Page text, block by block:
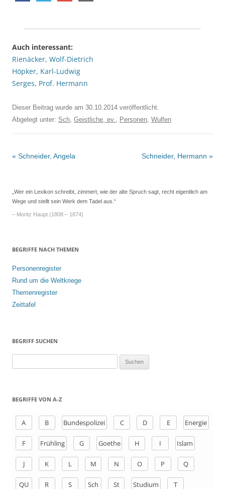
Auch interessant:
Rienäcker, Wolf-Dietrich
Höpker, Karl-Ludwig
Serges, Prof. Hermann
Dieser Beitrag wurde am 30.10.2014 veröffentlicht.
Abgelegt unter: Sch Geistliche, ev. Personen Wulfen
Beitrags-
« Schneider, Angela Schneider, Hermann »
„Wer ein Lexikon schreibt, zimmert, wie der alte Spruch sagt, recht eigentlich am
Wege und stellt sein Werk dem Tadel aus.“
– Moritz Haupt (1808 – 1874)
BEGRIFFE NACH THEMEN
Personenregister
Rund um die Weltkriege
Themenregister
Zeittafel
BEGRIFF SUCHEN
h
BEGRIFFE VON A-Z
A B Bundespolizei C D E Energie
F Frühling G Goethe H I Islam
J K L M N O P Q
QU R S Sch St Studium T